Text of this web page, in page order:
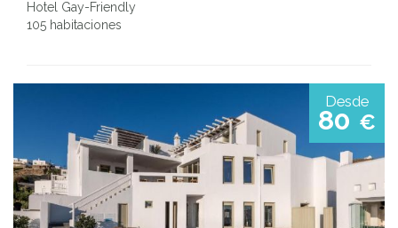
Hotel Gay-Friendly
105 habitaciones
Desde
80 €